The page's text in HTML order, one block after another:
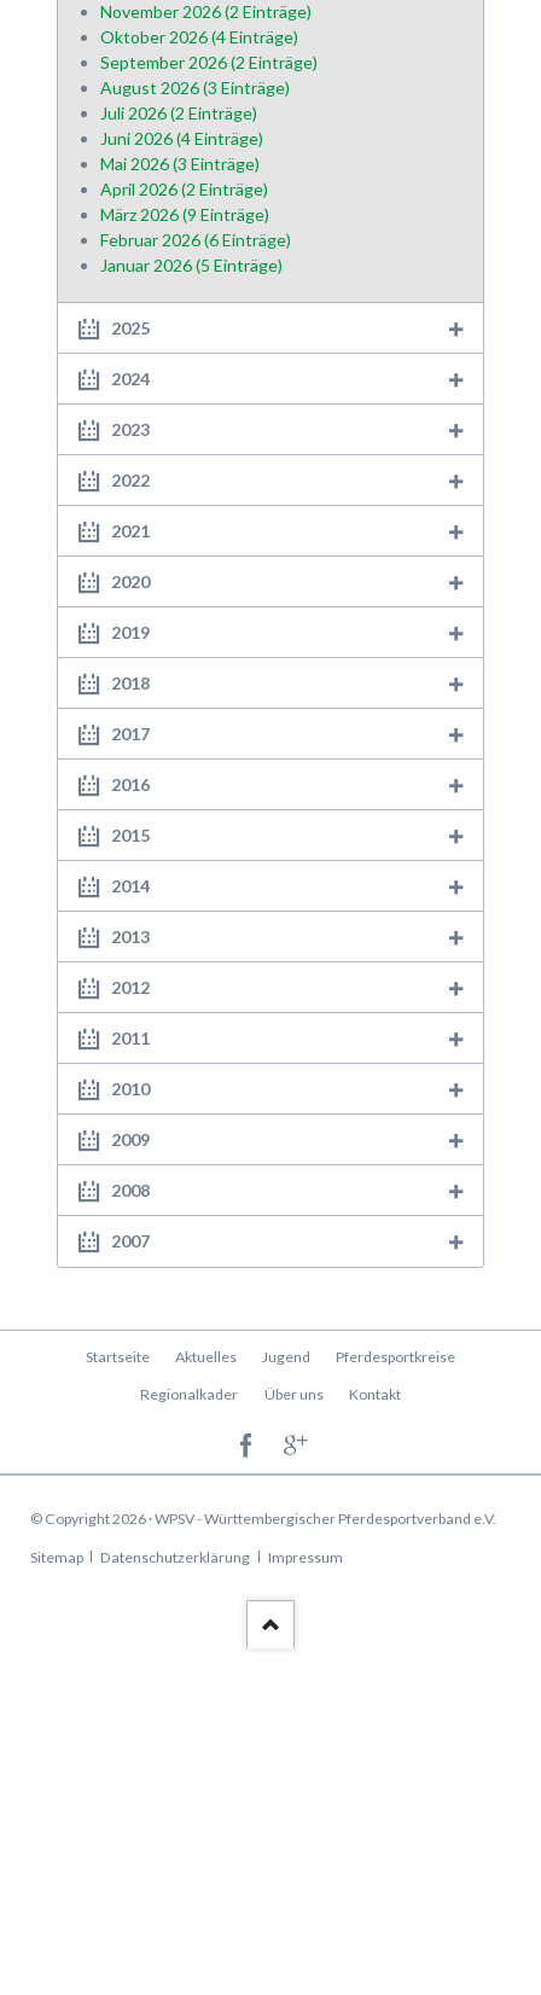
November 2026 (2 Einträge)
Oktober 2026 (4 Einträge)
September 2026 (2 Einträge)
August 2026 (3 Einträge)
Juli 2026 (2 Einträge)
Juni 2026 (4 Einträge)
Mai 2026 (3 Einträge)
April 2026 (2 Einträge)
März 2026 (9 Einträge)
Februar 2026 (6 Einträge)
Januar 2026 (5 Einträge)
2025
2024
2023
2022
2021
2020
2019
2018
2017
2016
2015
2014
2013
2012
2011
2010
2009
2008
2007
Navigation
Startseite Aktuelles Jugend Pferdesportkreise
Regionalkader Über uns Kontakt
© Copyright 2026 · WPSV - Württembergischer Pferdesportverband e.V.
Navigation
Sitemap Datenschutzerklärung Impressum